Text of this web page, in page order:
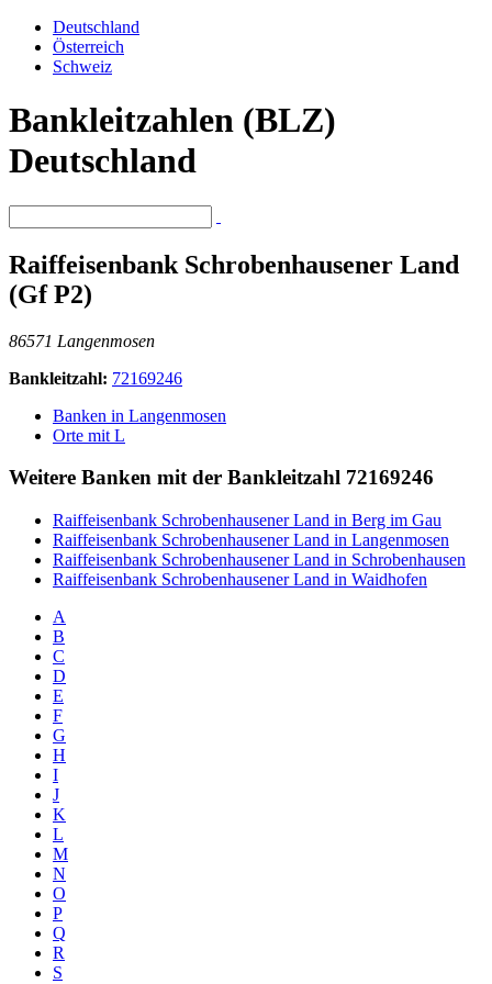
Deutschland
Österreich
Schweiz
Bankleitzahlen (BLZ)
Deutschland
Raiffeisenbank Schrobenhausener Land
(Gf P2)
86571 Langenmosen
Bankleitzahl: 72169246
Banken in Langenmosen
Orte mit L
Weitere Banken mit der Bankleitzahl 72169246
Raiffeisenbank Schrobenhausener Land in Berg im Gau
Raiffeisenbank Schrobenhausener Land in Langenmosen
Raiffeisenbank Schrobenhausener Land in Schrobenhausen
Raiffeisenbank Schrobenhausener Land in Waidhofen
A
B
C
D
E
F
G
H
I
J
K
L
M
N
O
P
Q
R
S